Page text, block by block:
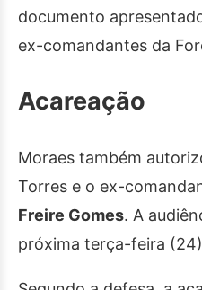
documento
ex-comandantes da
Acareação
Moraes também
Torres e o ex-
Freire Gomes. A
próxima terça-feira